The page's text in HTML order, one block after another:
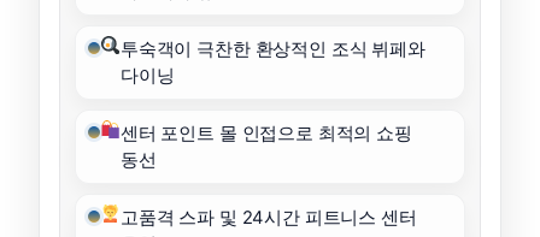
투숙객이 극찬한 환상적인 조식 뷔페와
다이닝
센터 포인트 몰 인접으로 최적의 쇼핑
동선
고품격 스파 및 24시간 피트니스 센터